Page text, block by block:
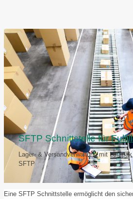
SFTP Schnittstelle für
Lager- & Versandverwaltung mit
SFTP
Eine SFTP Schnittstelle ermöglicht den